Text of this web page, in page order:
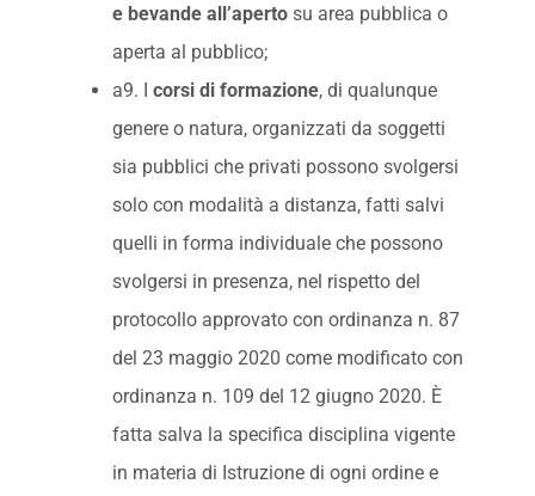
e bevande all’apertosu area pubblica o
aperta al pubblico;
a9. I corsi di formazione, di qualunque
genere o natura, organizzati da soggetti
sia pubblici che privati possono svolgersi
solo con modalità a distanza, fatti salvi
quelli in forma individuale che possono
svolgersi in presenza, nel rispetto del
protocollo approvato con ordinanza n. 87
del 23 maggio 2020 come modificato con
ordinanza n. 109 del 12 giugno 2020. È
fatta salva la specifica disciplina vigente
in materia di Istruzione di ogni ordine e